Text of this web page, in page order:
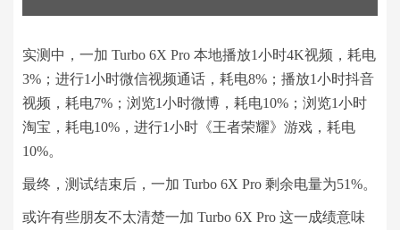
实测中，一加 Turbo 6X Pro 本地播放1小时4K视频，耗电
3%；进行1小时微信视频通话，耗电8%；播放1小时抖音
视频，耗电7%；浏览1小时微博，耗电10%；浏览1小时
淘宝，耗电10%，进行1小时《王者荣耀》游戏，耗电
10%。
最终，测试结束后，一加 Turbo 6X Pro 剩余电量为51%。
或许有些朋友不太清楚一加 Turbo 6X Pro 这一成绩意味